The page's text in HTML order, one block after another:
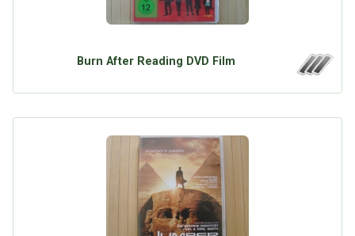
Mit Email Twitter
Burn After Reading DVD Film